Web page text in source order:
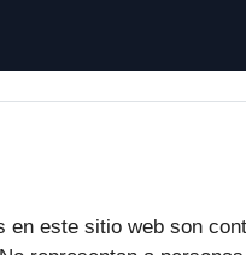
en este sitio web son